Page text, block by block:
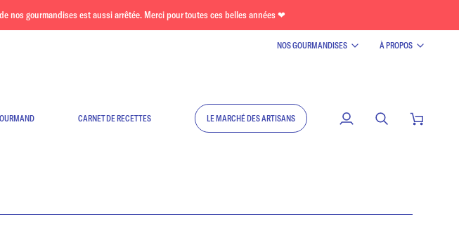
nos gourmandises est aussi arrêtée. Merci pour toutes ces belles années ❤
NOS GOURMANDISES À PROPOS
CARNET DE RECETTES LE MARCHÉ DES ARTISANS
Mon
RecherchePanier